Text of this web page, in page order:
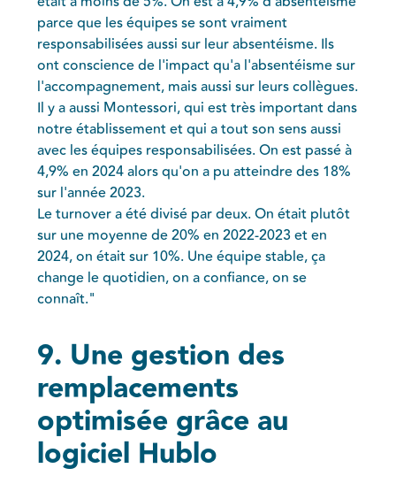
parce que les équipes se sont vraiment
responsabilisées aussi sur leur absentéisme. Ils
ont conscience de l'impact qu'a l'absentéisme sur
l'accompagnement, mais aussi sur leurs collègues.
Il y a aussi Montessori, qui est très important dans
notre établissement et qui a tout son sens aussi
avec les équipes responsabilisées. On est passé à
4,9% en 2024 alors qu'on a pu atteindre des 18%
sur l'année 2023.
Le turnover a été divisé par deux. On était plutôt
sur une moyenne de 20% en 2022-2023 et en
2024, on était sur 10%. Une équipe stable, ça
change le quotidien, on a confiance, on se
connaît."
9. Une gestion des
remplacements
optimisée grâce au
logiciel Hublo